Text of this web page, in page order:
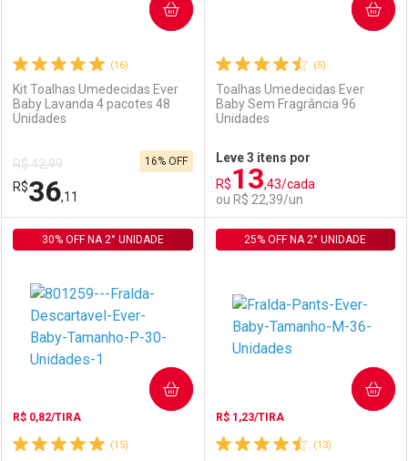
Comprar sem Desconto
Por R$ 242,70/cada
Comprar sem Desconto
Por R$ 242,70/cada
Comprar sem Desconto
Por R$ 18,99/cada
Comprar sem Desconto
Por R$ 18,99/cada
(16)
Kit Toalhas Umedecidas Ever
Baby Lavanda 4 pacotes 48
Unidades
R$ 42,99
R$36,11
16% OFF
COMPRAR
FECHAR
Laboratório
FECHAR
Por Menos
(5)
Toalhas Umedecidas Ever
Baby Sem Fragrância 96
Unidades
Leve 3 itens por
R$13,43/cada
ou R$ 22,39/un
COMPRAR
Laboratório
Por Menos
(15)
R$ 0,82/TIRA
30% OFF NA 2° UNIDADE
COMPRAR
(13)
R$ 1,23/TIRA
25% OFF NA 2° UNIDADE
COMPRAR